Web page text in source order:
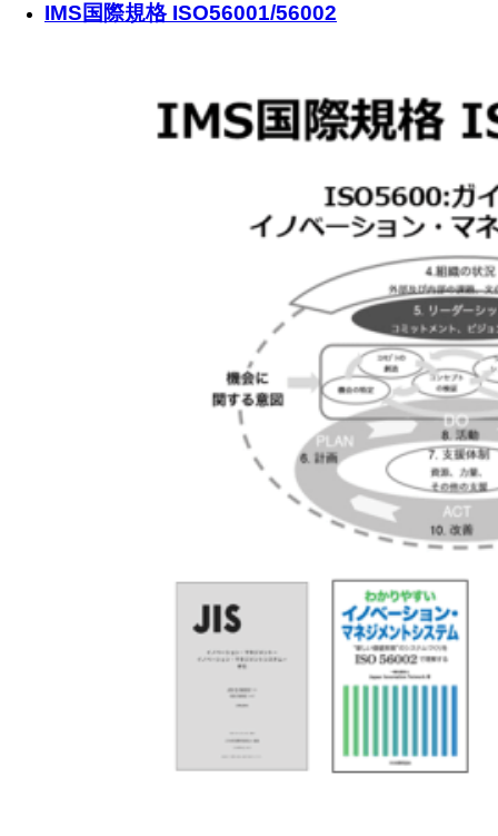
IMS国際規格 ISO56001/56002